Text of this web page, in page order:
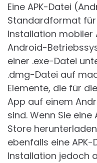
Eine APK-Datei
Standardformat
Installation mobiler
Android-
einer .exe-Datei
.dmg-Datei auf
Elemente, die für
App auf einem
sind. Wenn Sie
Store
ebenfalls eine
Installation jedoch